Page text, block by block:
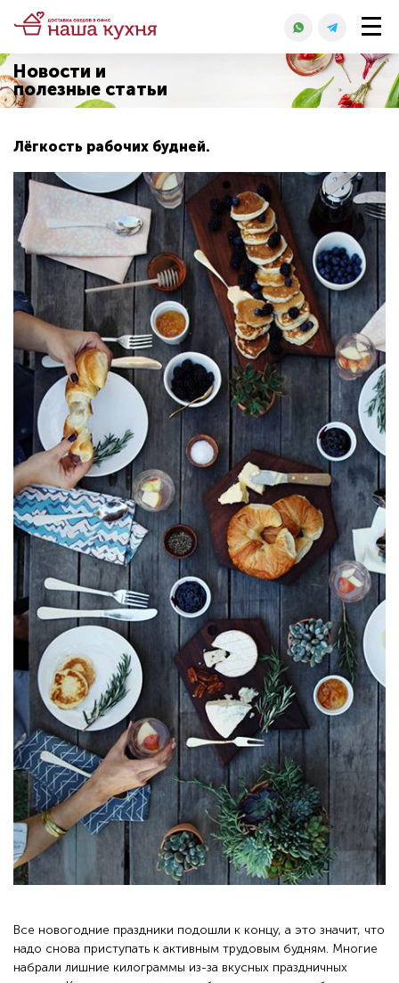
Новости и
полезные статьи
Лёгкость рабочих будней.
Все новогодние праздники подошли к концу, а это значит, что
надо снова приступать к активным трудовым будням. Многие
набрали лишние килограммы из-за вкусных праздничных